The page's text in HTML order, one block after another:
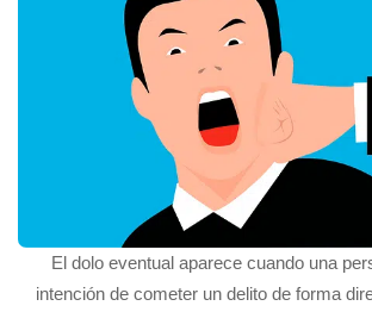
El dolo eventual aparece cuando una
intención de cometer un delito de forma